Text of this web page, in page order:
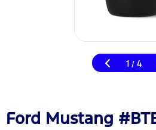
1 / 4
Ford Mustang